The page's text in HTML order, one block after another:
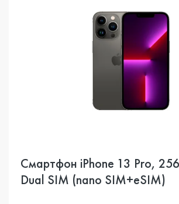
Смартфон iPhone 13 Pro,
Dual SIM (nano SIM+eSIM)